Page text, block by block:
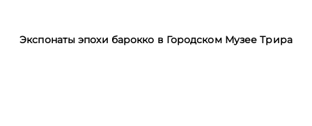
Экспонаты эпохи барокко в Городском Музее Трира